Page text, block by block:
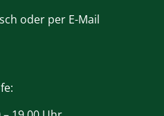
oder per E-Mail